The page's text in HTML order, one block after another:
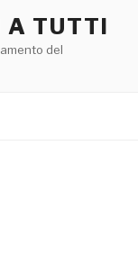
A TUTTI
del